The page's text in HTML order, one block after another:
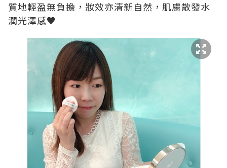
質地輕盈無負擔，妝效亦清新自然，肌膚散發水
潤光澤感♥